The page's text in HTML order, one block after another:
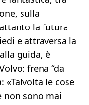
sulla
la futura
e attraversa la
guida, è
frena “da
«Talvolta le cose
non sono mai